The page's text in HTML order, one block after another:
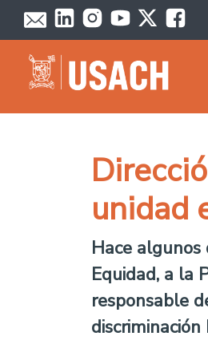
Passar para o conteúdo principal
unidad
Hace algunos
Equidad, a la
responsable